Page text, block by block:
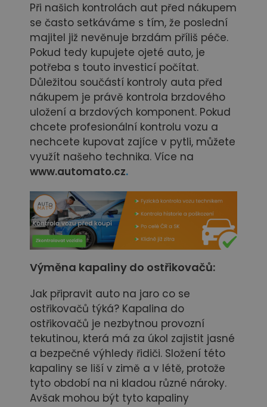
Při našich kontrolách aut před nákupem
se často setkáváme s tím, že poslední
majitel již nevěnuje brzdám příliš péče.
Pokud tedy kupujete ojeté auto, je
potřeba s touto investicí počítat.
Důležitou součástí kontroly auta před
nákupem je právě kontrola brzdového
uložení a brzdových komponent. Pokud
chcete profesionální kontrolu vozu a
nechcete kupovat zajíce v pytli, můžete
využít našeho technika. Více na
www.automato.cz.
Výměna kapaliny do ostřikovačů:
Jak připravit auto na jaro co se
ostřikovačů týká? Kapalina do
ostřikovačů je nezbytnou provozní
tekutinou, která má za úkol zajistit jasné
a bezpečné výhledy řidiči. Složení této
kapaliny se liší v zimě a v létě, protože
tyto období na ni kladou různé nároky.
Avšak mohou být tyto kapaliny